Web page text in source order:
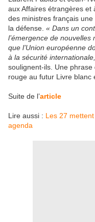
aux Affaires étrangères et
des ministres français
la défense. « Dans un
l’émergence de
que l’Union européenne
à la sécurité
soulignent-ils. Une
rouge au futur Livre blanc
Suite de l’article
Lire aussi : Les 27
agenda